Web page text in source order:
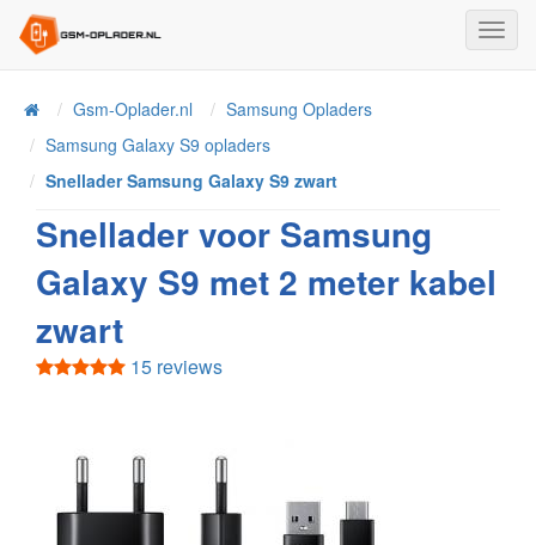
HomeGsm-Oplader.nl
Samsung Opladers
Samsung Galaxy S9 opladers
Snellader Samsung Galaxy S9 zwart
Snellader voor Samsung
Galaxy S9 met 2 meter kabel
zwart
15 reviews